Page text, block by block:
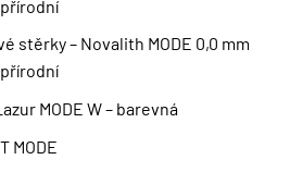
stěrky – Novalith MODE 0,0 mm
MODE W – barevná
MODE